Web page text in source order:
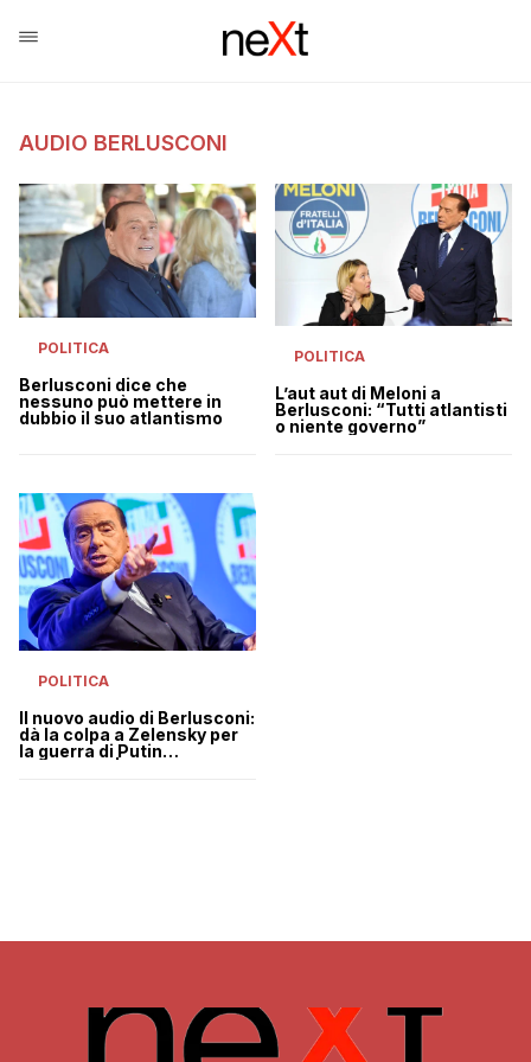
AUDIO BERLUSCONI
POLITICA
Berlusconi dice che
nessuno può mettere in
dubbio il suo atlantismo
POLITICA
L’aut aut di Meloni a
Berlusconi: “Tutti atlantisti
o niente governo”
POLITICA
Il nuovo audio di Berlusconi:
dà la colpa a Zelensky per
la guerra di Putin